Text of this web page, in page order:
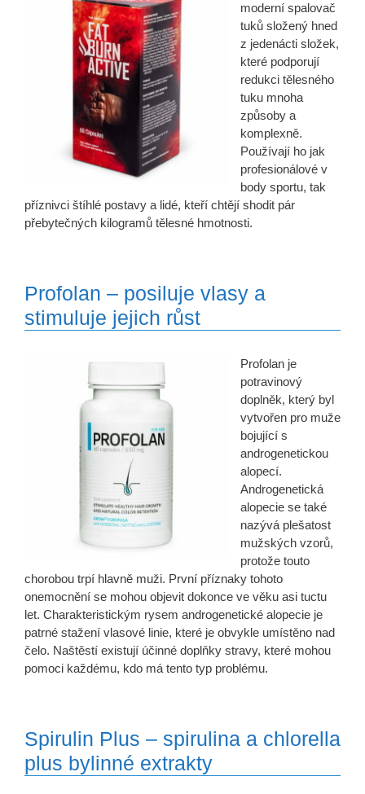
moderní spalovač
tuků složený hned
z jedenácti složek,
které podporují
redukci tělesného
tuku mnoha
způsoby a
komplexně.
Používají ho jak
profesionálové v
body sportu, tak
příznivci štíhlé postavy a lidé, kteří chtějí shodit pár
přebytečných kilogramů tělesné hmotnosti.
Profolan – posiluje vlasy a
stimuluje jejich růst
Profolan je
potravinový
doplněk, který byl
vytvořen pro muže
bojující s
androgenetickou
alopecí.
Androgenetická
alopecie se také
nazývá plešatost
mužských vzorů,
protože touto
chorobou trpí hlavně muži. První příznaky tohoto
onemocnění se mohou objevit dokonce ve věku asi tuctu
let. Charakteristickým rysem androgenetické alopecie je
patrné stažení vlasové linie, které je obvykle umístěno nad
čelo. Naštěstí existují účinné doplňky stravy, které mohou
pomoci každému, kdo má tento typ problému.
Spirulin Plus – spirulina a chlorella
plus bylinné extrakty